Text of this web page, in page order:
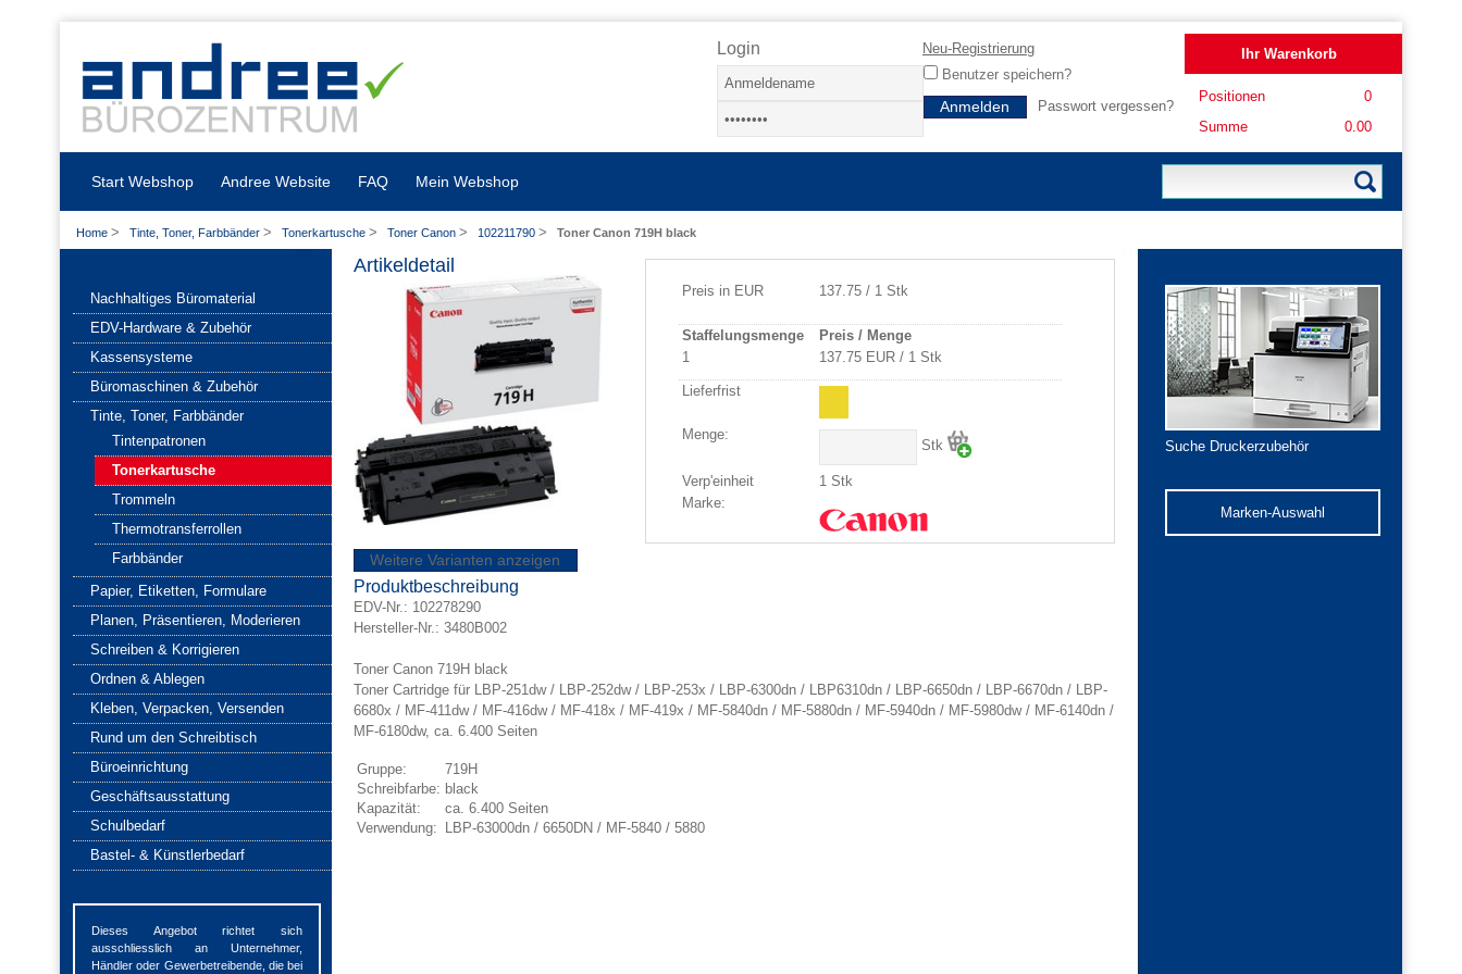
Ihr Warenkorb
Positionen
0
Summe
0.00
Neu-Registrierung
Login
Benutzer speichern?
Passwort vergessen?
Start Webshop Andree Website FAQ Mein Webshop
Home > Tinte, Toner, Farbbänder > Tonerkartusche > Toner Canon > 102211790 > Toner Canon 719H black
Artikeldetail
Preis in EUR 137.75 / 1 Stk
Staffelungsmenge
Preis / Menge
1
137.75 EUR / 1 Stk
Lieferfrist
Menge:
Stk
Verp'einheit
1 Stk
Marke:
Weitere Varianten anzeigen
Produktbeschreibung
EDV-Nr.: 102278290
Hersteller-Nr.: 3480B002
Toner Canon 719H black
Toner Cartridge für LBP-251dw / LBP-252dw / LBP-253x / LBP-6300dn / LBP6310dn / LBP-6650dn / LBP-6670dn / LBP-
6680x / MF-411dw / MF-416dw / MF-418x / MF-419x / MF-5840dn / MF-5880dn / MF-5940dn / MF-5980dw / MF-6140dn /
MF-6180dw, ca. 6.400 Seiten
Gruppe:
719H
Schreibfarbe: black
Kapazität:
ca. 6.400 Seiten
Verwendung:
LBP-63000dn / 6650DN / MF-5840 / 5880
Nachhaltiges Büromaterial
EDV-Hardware & Zubehör
Kassensysteme
Büromaschinen & Zubehör
Tinte, Toner, Farbbänder
Tintenpatronen
Tonerkartusche
Trommeln
Thermotransferrollen
Farbbänder
Papier, Etiketten, Formulare
Planen, Präsentieren, Moderieren
Schreiben & Korrigieren
Ordnen & Ablegen
Kleben, Verpacken, Versenden
Rund um den Schreibtisch
Büroeinrichtung
Geschäftsausstattung
Schulbedarf
Bastel- & Künstlerbedarf
Dieses Angebot richtet sich
ausschliesslich an Unternehmer,
Händler oder Gewerbetreibende, die bei
Suche Druckerzubehör
Marken-Auswahl